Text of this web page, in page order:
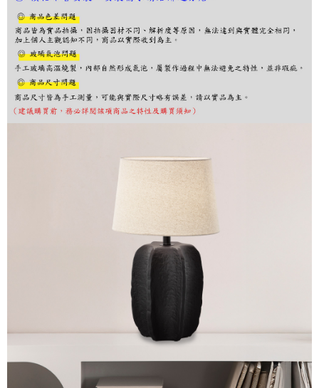
購買商品的店家。未經商家同意取消之訂單仍視為有效，需透過AFTEE先享
後付繳納相關費用。
※ 交易是否成功請以「AFTEE先享後付 」之結帳頁面顯示為準，若有關於
是否繳費成功／繳費後需取消欲退款等相關疑問，請聯繫「AFTEE先享後付
客戶支援中心」 https://netprotections.freshdesk.com/support/home
【注意事項】
１．透過由恩沛科技股份有限公司提供之「AFTEE先享後付」服務完成之交
易，需依本服務之必要範圍內提供個人資料，並將交易相關給付款項請求債
https://aftee.tw/terms/#terms3
３．未成年的使用者請事先徵得法定代理人或監護人之同意方可使用
「AFTEE先享後付」，若未經同意申辦者引起之損失，本公司不負相關責
４．使用「AFTEE先享後付」時，將依據個別帳號之用戶狀況，依本公司即
時審查核予不同之上限額度；若仍有額度不足之情形，本公司將視審查結果
５．嚴禁一人註冊多個帳號或使用他人資訊註冊。若發現惡意使用之情形，
恩沛科技股份有限公司將有權停止該用戶之使用額度並採取法律行動。